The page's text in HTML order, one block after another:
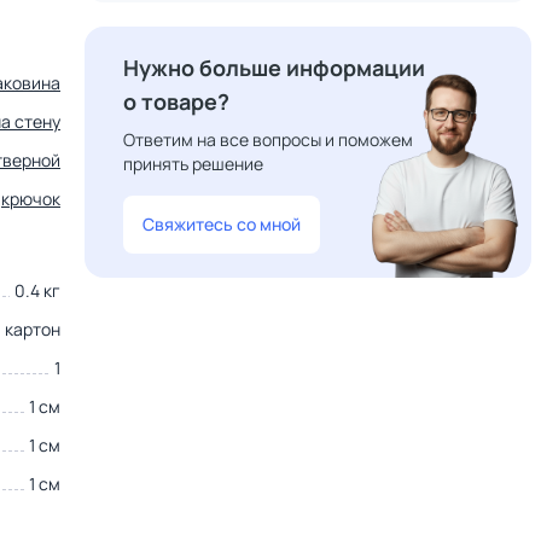
стену
крючок
0.4 кг
картон
1
1 см
1 см
1 см
Нужно больше информации
о товаре?
Ответим на все вопросы и поможем
принять решение
Свяжитесь со мной